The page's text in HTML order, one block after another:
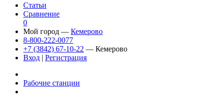
Статьи
Сравнение
0
Мой город — Кемерово
8-800-222-0077
+7 (3842) 67-10-22 — Кемерово
Вход | Регистрация
Рабочие станции